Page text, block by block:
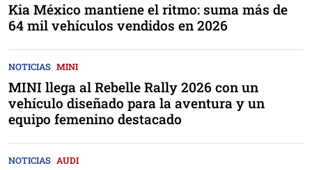
Kia México mantiene el ritmo: suma más de
64 mil vehículos vendidos en 2026
NOTICIAS MINI
MINI llega al Rebelle Rally 2026 con un
vehículo diseñado para la aventura y un
equipo femenino destacado
NOTICIAS AUDI